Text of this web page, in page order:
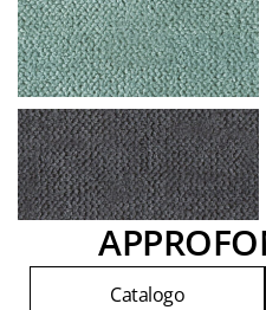
Catalogo